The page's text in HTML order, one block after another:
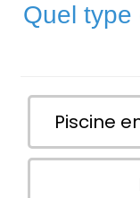
Quel type
Piscine